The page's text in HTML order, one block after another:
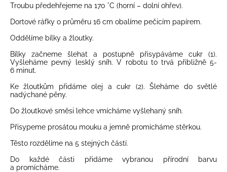
Troubu předehřejeme na 170 °C (horní – dolní ohřev).
Dortové ráfky o průměru 16 cm obalíme pečicím papírem.
Oddělíme bílky a žloutky.
Bílky začneme šlehat a postupně přisypáváme cukr (1).
Vyšleháme pevný lesklý sníh. V robotu to trvá přibližně 5-
6 minut.
Ke žloutkům přidáme olej a cukr (2). Šleháme do světlé
nadýchané pěny.
Do žloutkové směsi lehce vmícháme vyšlehaný sníh.
Přisypeme prosátou mouku a jemně promícháme stěrkou.
Těsto rozdělíme na 5 stejných částí.
Do každé části přidáme vybranou přírodní barvu
a promícháme.